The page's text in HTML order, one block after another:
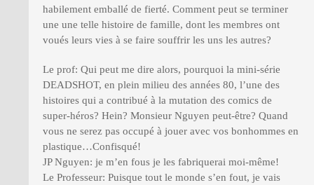
habilement emballé de fierté. Comment peut se terminer
une une telle histoire de famille, dont les membres ont
voués leurs vies à se faire souffrir les uns les autres?
Le prof: Qui peut me dire alors, pourquoi la mini-série
DEADSHOT, en plein milieu des années 80, l’une des
histoires qui a contribué à la mutation des comics de
super-héros? Hein? Monsieur Nguyen peut-être? Quand
vous ne serez pas occupé à jouer avec vos bonhommes en
plastique…Confisqué!
JP Nguyen: je m’en fous je les fabriquerai moi-même!
Le Professeur: Puisque tout le monde s’en fout, je vais